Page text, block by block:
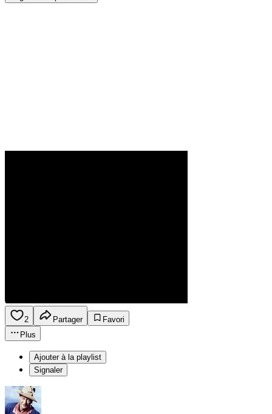
2 Partager
Favori
Plus
Ajouter à la playlist
Signaler